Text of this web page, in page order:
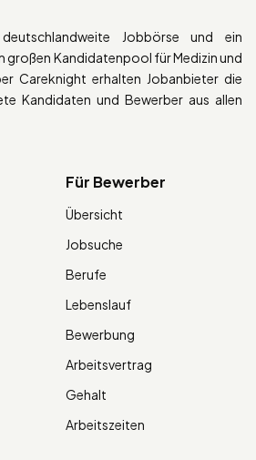
Jobbörse und ein
großen Kandidatenpool für Medizin und
Careknight erhalten Jobanbieter die
Kandidaten und Bewerber aus allen
Für Bewerber
Übersicht
Jobsuche
Berufe
Lebenslauf
Bewerbung
Arbeitsvertrag
Gehalt
Arbeitszeiten